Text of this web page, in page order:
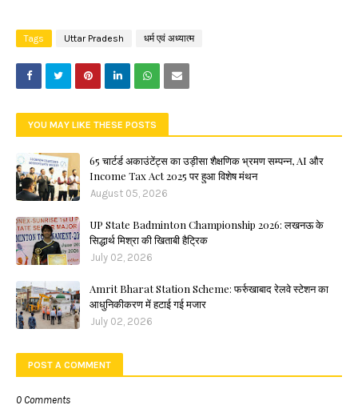
Tags Uttar Pradesh धर्म एवं अध्यात्म
YOU MAY LIKE THESE POSTS
65 चार्टर्ड अकाउंटेंट्स का उड़ीसा शैक्षणिक भ्रमण सम्पन्न, AI और
Income Tax Act 2025 पर हुआ विशेष मंथन
August 05, 2026
UP State Badminton Championship 2026: लखनऊ के
सिद्धार्थ मिश्रा की खिताबी हैट्रिक
July 02, 2026
Amrit Bharat Station Scheme: फर्रुखाबाद रेलवे स्टेशन का
आधुनिकीकरण में हटाई गई मजार
July 02, 2026
POST A COMMENT
0 Comments